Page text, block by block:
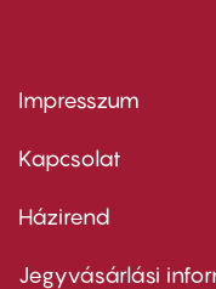
Footer
first
Impresszum
Kapcsolat
Footer
second
Házirend
Jegyvásárlási